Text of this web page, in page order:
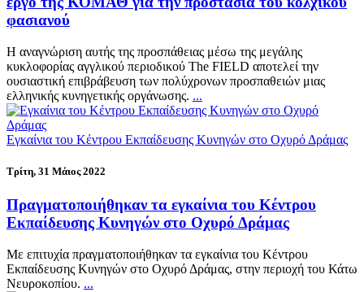
φασιανού
Η αναγνώριση αυτής της προσπάθειας μέσω της μεγάλης
κυκλοφορίας αγγλικού περιοδικού The FIELD αποτελεί την
ουσιαστική επιβράβευση των πολύχρονων προσπαθειών μιας
ελληνικής κυνηγετικής οργάνωσης. ...
Εγκαίνια του Κέντρου Εκπαίδευσης Κυνηγών στο Οχυρό Δράμας
Τρίτη, 31 Μάιος 2022
Πραγματοποιήθηκαν τα εγκαίνια του Κέντρου
Εκπαίδευσης Κυνηγών στο Οχυρό Δράμας
Με επιτυχία πραγματοποιήθηκαν τα εγκαίνια του Κέντρου
Εκπαίδευσης Κυνηγών στο Οχυρό Δράμας, στην περιοχή του Κάτω
Νευροκοπίου. ...